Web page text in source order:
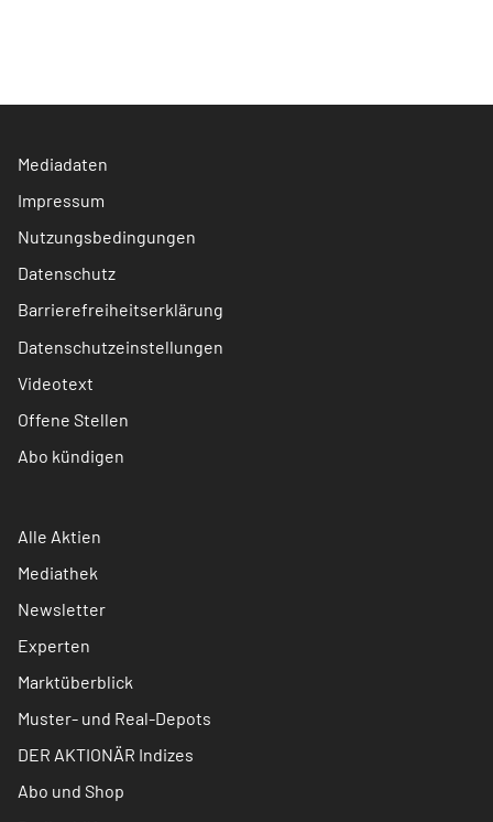
Mediadaten
Impressum
Nutzungsbedingungen
Datenschutz
Barrierefreiheitserklärung
Datenschutzeinstellungen
Videotext
Offene Stellen
Abo kündigen
Alle Aktien
Mediathek
Newsletter
Experten
Marktüberblick
Muster- und Real-Depots
DER AKTIONÄR Indizes
Abo und Shop